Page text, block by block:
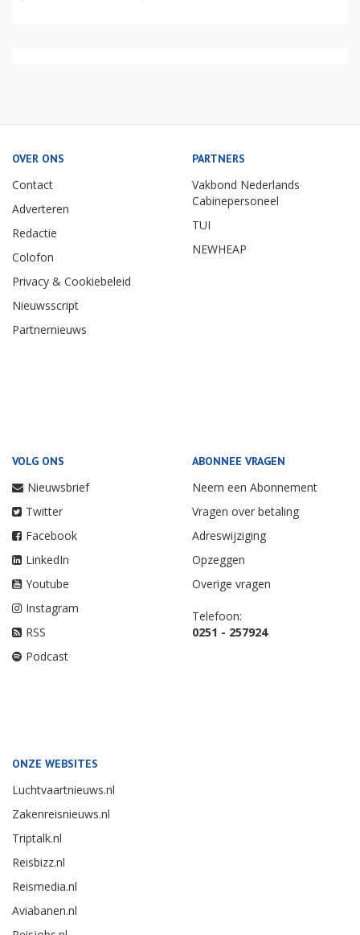
OVER ONS
Contact
Adverteren
Redactie
Colofon
Privacy & Cookiebeleid
Nieuwsscript
Partnernieuws
PARTNERS
Vakbond Nederlands
Cabinepersoneel
TUI
NEWHEAP
VOLG ONS
Nieuwsbrief
Twitter
Facebook
LinkedIn
Youtube
Instagram
RSS
Podcast
ABONNEE VRAGEN
Neem een Abonnement
Vragen over betaling
Adreswijziging
Opzeggen
Overige vragen
Telefoon:
0251 - 257924
ONZE WEBSITES
Luchtvaartnieuws.nl
Zakenreisnieuws.nl
Triptalk.nl
Reisbizz.nl
Reismedia.nl
Aviabanen.nl